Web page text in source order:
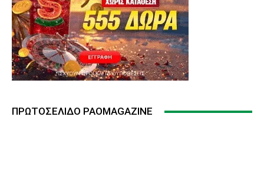
ΠΡΩΤΟΣΈΛΙΔΟ PAOMAGAZINE